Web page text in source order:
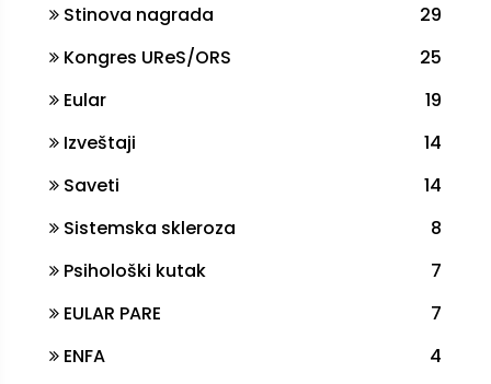
Stinova nagrada
29
Kongres UReS/ORS
25
Eular
19
Izveštaji
14
Saveti
14
Sistemska skleroza
8
Psihološki kutak
7
EULAR PARE
7
ENFA
4